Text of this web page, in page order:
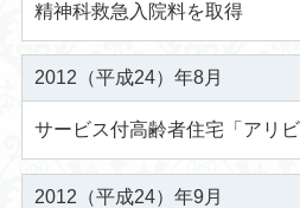
精神科救急入院料を取得
2012（平成24）年8月
サービス付高齢者住宅「アリ
2012（平成24）年9月